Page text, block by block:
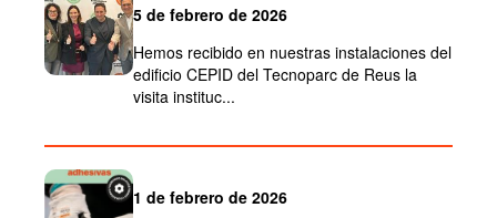
5 de febrero de 2026
Hemos recibido en nuestras instalaciones del
edificio CEPID del Tecnoparc de Reus la
visita instituc...
1 de febrero de 2026